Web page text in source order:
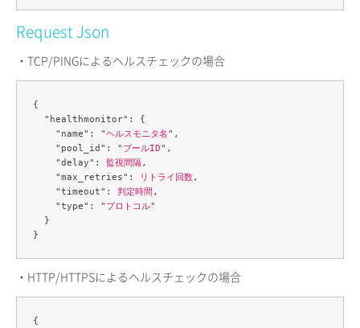
Request Json
・TCP/PINGによるヘルスチェックの場合
{
  "healthmonitor": {
    "name": "
ヘルスモニタ名",
    "pool_id": "
プールID",
    "delay":
監視間隔,
    "max_retries":
リトライ回数,
    "timeout":
判定時間 ,
    "type": "
プロトコル"
  }
・HTTP/HTTPSによるヘルスチェックの場合
{